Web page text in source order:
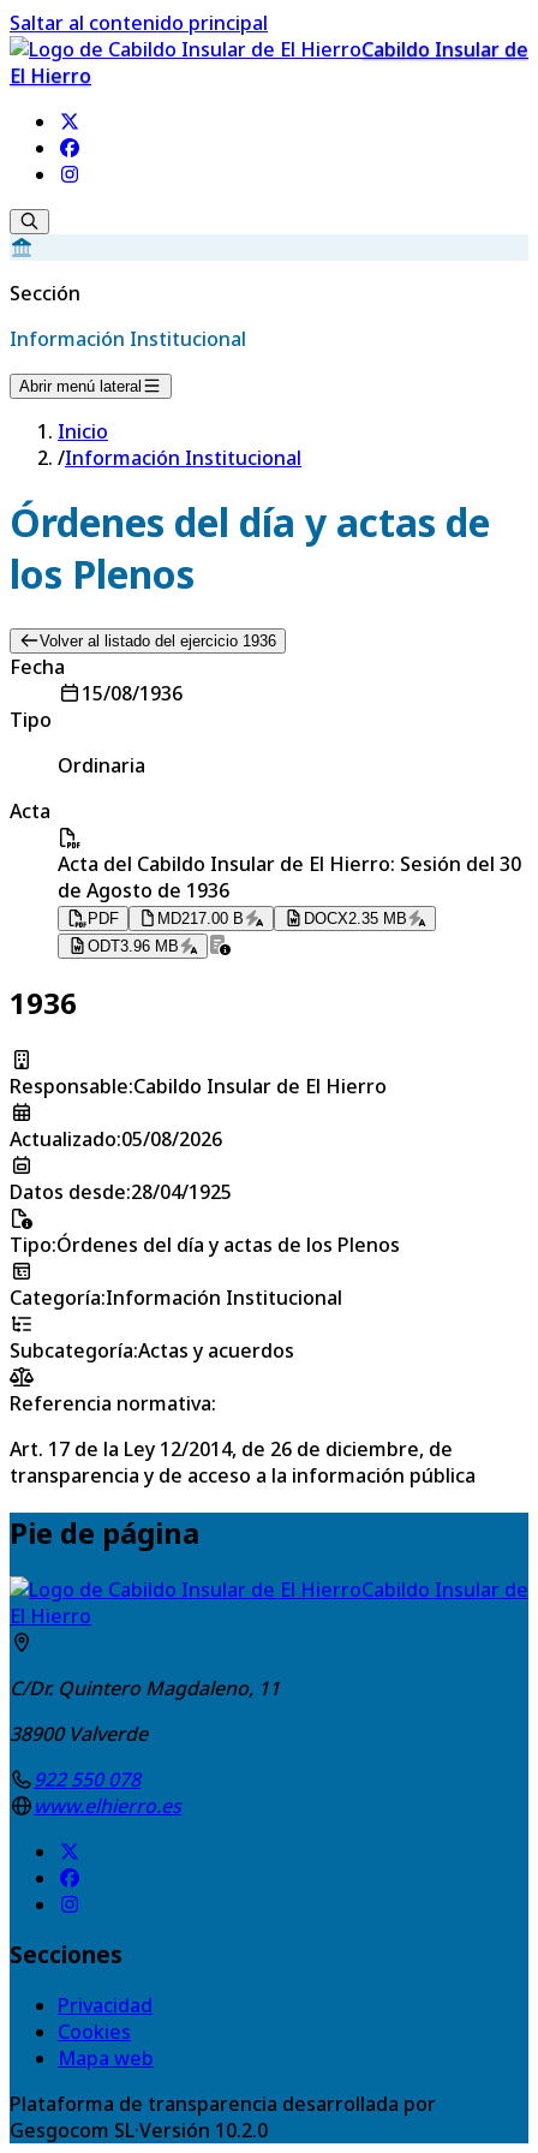
Saltar al contenido principal
Cabildo Insular de
El Hierro
Sección
Información Institucional
Abrir menú lateral
Inicio
/Información Institucional
Órdenes del día y actas de
los Plenos
Volver al listado del ejercicio 1936
Fecha
15/08/1936
Tipo
Ordinaria
Acta
Acta del Cabildo Insular de El Hierro: Sesión del 30
de Agosto de 1936
PDF MD217.00 B DOCX2.35 MB
ODT3.96 MB
1936
Responsable:Cabildo Insular de El Hierro
Actualizado:05/08/2026
Datos desde:28/04/1925
Tipo:Órdenes del día y actas de los Plenos
Categoría:Información Institucional
Subcategoría:Actas y acuerdos
Referencia normativa:
Art. 17 de la Ley 12/2014, de 26 de diciembre, de
transparencia y de acceso a la información pública
Pie de página
Cabildo Insular de
El Hierro
C/Dr. Quintero Magdaleno, 11
38900 Valverde
922 550 078
www.elhierro.es
Secciones
Privacidad
Cookies
Mapa web
Plataforma de transparencia desarrollada por
Gesgocom SL·Versión 10.2.0